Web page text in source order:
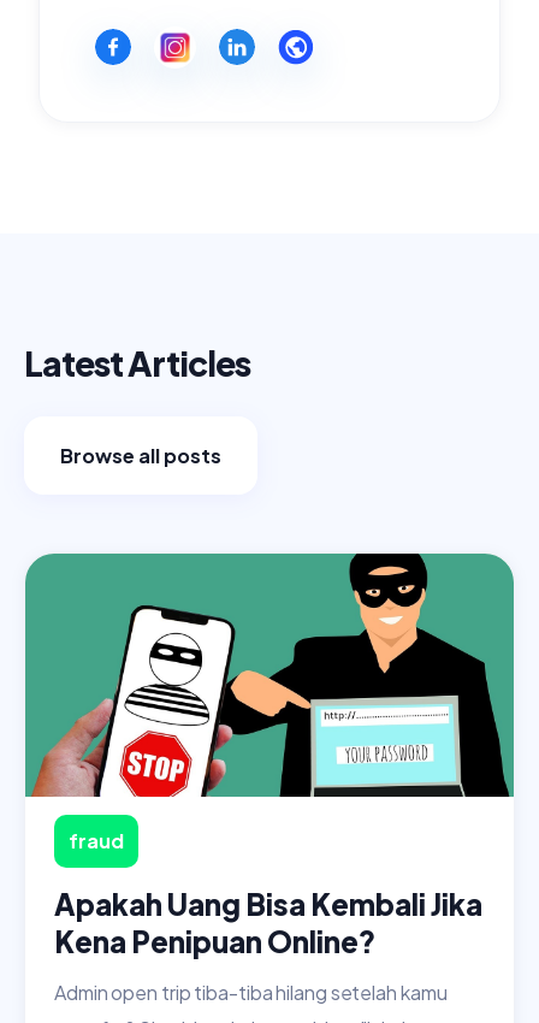
Latest Articles
Browse all posts
fraud
Apakah Uang Bisa Kembali Jika
Kena Penipuan Online?
Admin open trip tiba-tiba hilang setelah kamu